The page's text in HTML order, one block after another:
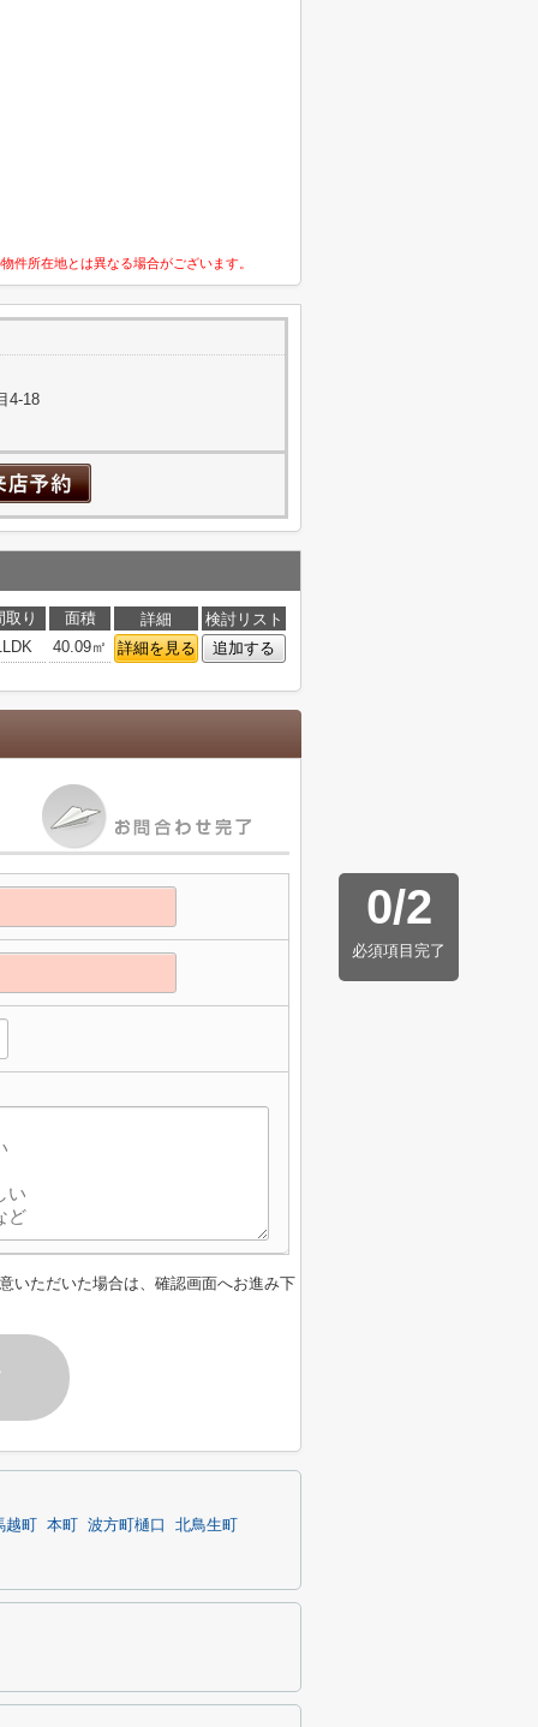
件所在地とは異なる場合がございます。
4-18
取り 面積 詳細
検討リスト
40.09㎡ 詳細を見る 追加する
0/2
必須項目完了
いただいた場合は、確認画面へお進み下
越町 本町 波方町樋口 北鳥生町